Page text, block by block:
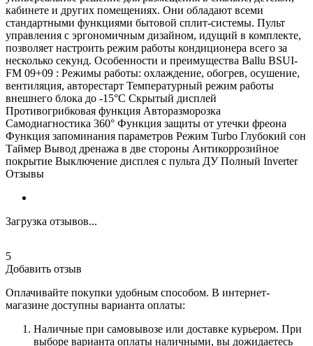
кабинете и других помещениях. Они обладают всеми
стандартными функциями бытовой сплит-системы. Пульт
управления с эргономичным дизайном, идущий в комплекте,
позволяет настроить режим работы кондиционера всего за
несколько секунд. Особенности и преимущества Ballu BSUI-
FM 09+09 : Режимы работы: охлаждение, обогрев, осушение,
вентиляция, авторестарт Температурный режим работы
внешнего блока до -15°C Скрытый дисплей
Противогрибковая функция Авторазморозка
Самодиагностика 360° Функция защиты от утечки фреона
Функция запоминания параметров Режим Turbo Глубокий сон
Таймер Вывод дренажа в две стороны Антикоррозийное
покрытие Выключение дисплея с пульта ДУ Полный Inverter
Отзывы
Загрузка отзывов...
5
Добавить отзыв
Оплачивайте покупки удобным способом. В интернет-
магазине доступны варианта оплаты:
Наличные при самовывозе или доставке курьером. При
выборе варианта оплаты наличными, вы дожидаетесь